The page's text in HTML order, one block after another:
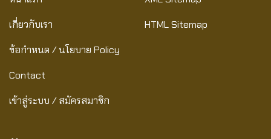
เกี่ยวกับเรา
ข้อกำหนด / นโยบาย Policy
Contact
เข้าสู่ระบบ / สมัครสมาชิก
HTML Sitemap